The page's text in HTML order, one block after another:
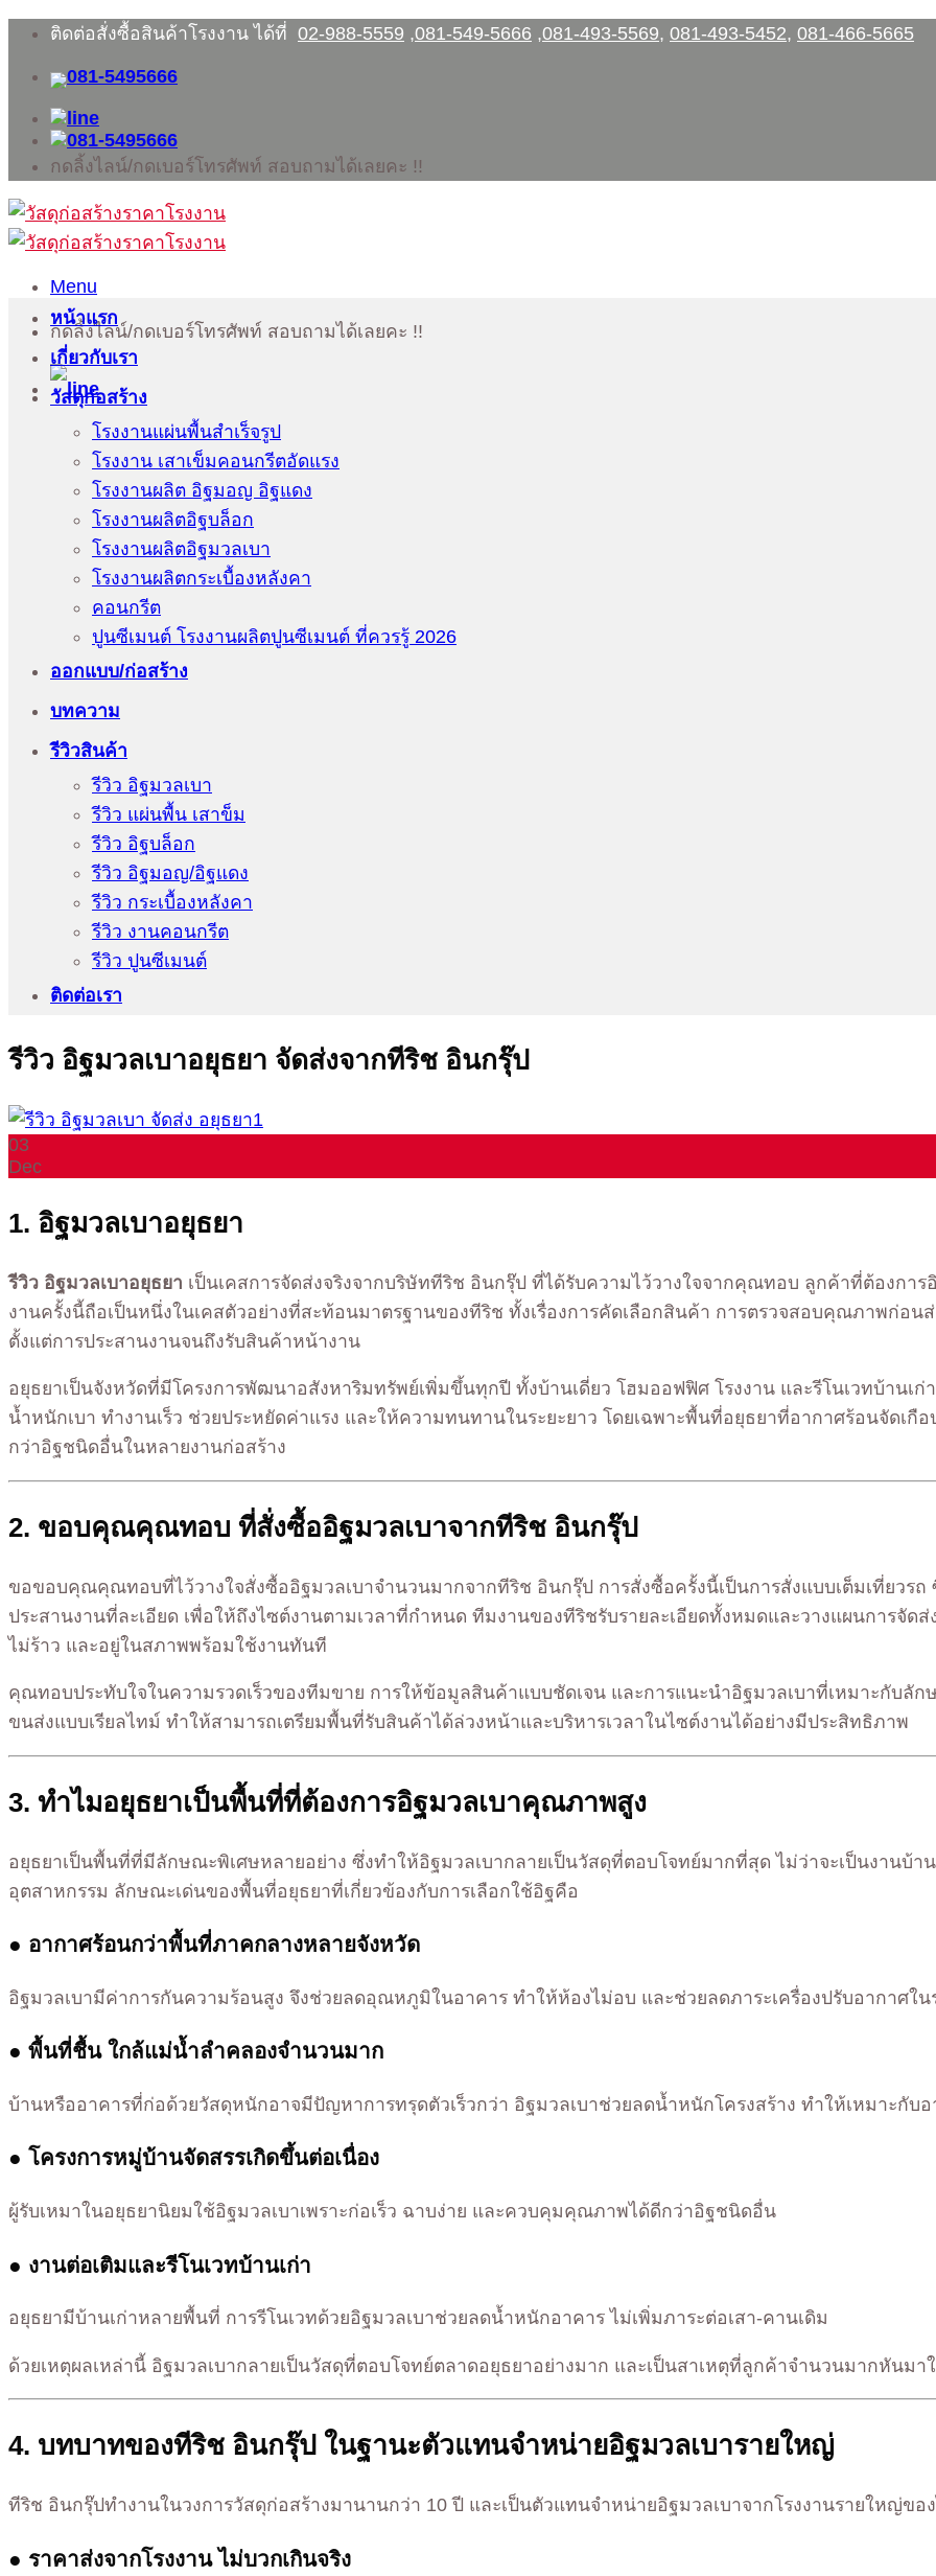
Skip
content
ติดต่อสั่งซื้อสินค้าโรงงาน ได้ที่ 02-988-5559 ,081-549-5666 ,081-493-5569, 081-493-5452, 081-466-5665
กดลิ้งไลน์/กดเบอร์โทรศัพท์ สอบถามได้เลยคะ !!
Menu
กดลิ้งไลน์/กดเบอร์โทรศัพท์ สอบถามได้เลยคะ !!
หน้าแรก
เกี่ยวกับเรา
วัสดุก่อสร้าง
โรงงานแผ่นพื้นสำเร็จรูป
โรงงาน เสาเข็มคอนกรีตอัดแรง
โรงงานผลิต อิฐมอญ อิฐแดง
โรงงานผลิตอิฐบล็อก
โรงงานผลิตอิฐมวลเบา
โรงงานผลิตกระเบื้องหลังคา
คอนกรีต
ปูนซีเมนต์ โรงงานผลิตปูนซีเมนต์ ที่ควรรู้ 2026
ออกแบบ/ก่อสร้าง
บทความ
รีวิวสินค้า
รีวิว อิฐมวลเบา
รีวิว แผ่นพื้น เสาข็ม
รีวิว อิฐบล็อก
รีวิว อิฐมอญ/อิฐแดง
รีวิว กระเบื้องหลังคา
รีวิว งานคอนกรีต
รีวิว ปูนซีเมนต์
ติดต่อเรา
รีวิว อิฐมวลเบาอยุธยา จัดส่งจากทีริช อินกรุ๊ป
03
Dec
1. อิฐมวลเบาอยุธยา
รีวิว อิฐมวลเบาอยุธยา เป็นเคสการจัดส่งจริงจากบริษัททีริช อินกรุ๊ป ที่ได้รับความไว้วางใจจากคุณทอบ ลูกค้าที่ต้องกา
งานครั้งนี้ถือเป็นหนึ่งในเคสตัวอย่างที่สะท้อนมาตรฐานของทีริช ทั้งเรื่องการคัดเลือกสินค้า การตรวจสอบคุณภาพก่อน
ตั้งแต่การประสานงานจนถึงรับสินค้าหน้างาน
อยุธยาเป็นจังหวัดที่มีโครงการพัฒนาอสังหาริมทรัพย์เพิ่มขึ้นทุกปี ทั้งบ้านเดี่ยว โฮมออฟฟิศ โรงงาน และรีโนเวทบ้านเ
น้ำหนักเบา ทำงานเร็ว ช่วยประหยัดค่าแรง และให้ความทนทานในระยะยาว โดยเฉพาะพื้นที่อยุธยาที่อากาศร้อนจัดเ
กว่าอิฐชนิดอื่นในหลายงานก่อสร้าง
2. ขอบคุณคุณทอบ ที่สั่งซื้ออิฐมวลเบาจากทีริช อินกรุ๊ป
ขอขอบคุณคุณทอบที่ไว้วางใจสั่งซื้ออิฐมวลเบาจำนวนมากจากทีริช อินกรุ๊ป การสั่งซื้อครั้งนี้เป็นการสั่งแบบเต็มเที่ยวรถ
ประสานงานที่ละเอียด เพื่อให้ถึงไซต์งานตามเวลาที่กำหนด ทีมงานของทีริชรับรายละเอียดทั้งหมดและวางแผนการจั
ไม่ร้าว และอยู่ในสภาพพร้อมใช้งานทันที
คุณทอบประทับใจในความรวดเร็วของทีมขาย การให้ข้อมูลสินค้าแบบชัดเจน และการแนะนำอิฐมวลเบาที่เหมาะกับลั
ขนส่งแบบเรียลไทม์ ทำให้สามารถเตรียมพื้นที่รับสินค้าได้ล่วงหน้าและบริหารเวลาในไซต์งานได้อย่างมีประสิทธิภาพ
3. ทำไมอยุธยาเป็นพื้นที่ที่ต้องการอิฐมวลเบาคุณภาพสูง
อยุธยาเป็นพื้นที่ที่มีลักษณะพิเศษหลายอย่าง ซึ่งทำให้อิฐมวลเบากลายเป็นวัสดุที่ตอบโจทย์มากที่สุด ไม่ว่าจะเป็นงานบ้า
อุตสาหกรรม ลักษณะเด่นของพื้นที่อยุธยาที่เกี่ยวข้องกับการเลือกใช้อิฐคือ
● อากาศร้อนกว่าพื้นที่ภาคกลางหลายจังหวัด
อิฐมวลเบามีค่าการกันความร้อนสูง จึงช่วยลดอุณหภูมิในอาคาร ทำให้ห้องไม่อบ และช่วยลดภาระเครื่องปรับอากาศใน
● พื้นที่ชื้น ใกล้แม่น้ำลำคลองจำนวนมาก
บ้านหรืออาคารที่ก่อด้วยวัสดุหนักอาจมีปัญหาการทรุดตัวเร็วกว่า อิฐมวลเบาช่วยลดน้ำหนักโครงสร้าง ทำให้เหมาะกับ
● โครงการหมู่บ้านจัดสรรเกิดขึ้นต่อเนื่อง
ผู้รับเหมาในอยุธยานิยมใช้อิฐมวลเบาเพราะก่อเร็ว ฉาบง่าย และควบคุมคุณภาพได้ดีกว่าอิฐชนิดอื่น
● งานต่อเติมและรีโนเวทบ้านเก่า
อยุธยามีบ้านเก่าหลายพื้นที่ การรีโนเวทด้วยอิฐมวลเบาช่วยลดน้ำหนักอาคาร ไม่เพิ่มภาระต่อเสา-คานเดิม
ด้วยเหตุผลเหล่านี้ อิฐมวลเบากลายเป็นวัสดุที่ตอบโจทย์ตลาดอยุธยาอย่างมาก และเป็นสาเหตุที่ลูกค้าจำนวนมากหันมา
4. บทบาทของทีริช อินกรุ๊ป ในฐานะตัวแทนจำหน่ายอิฐมวลเบารายใหญ่
ทีริช อินกรุ๊ปทำงานในวงการวัสดุก่อสร้างมานานกว่า 10 ปี และเป็นตัวแทนจำหน่ายอิฐมวลเบาจากโรงงานรายใหญ่ข
● ราคาส่งจากโรงงาน ไม่บวกเกินจริง